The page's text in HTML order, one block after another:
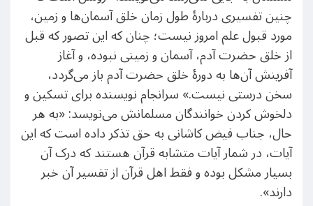
چنین تفسیری دربارۀ طول زمان خلق آسمان‌ها و زمین،
مورد قبول علم امروز نیست؛ چنان که این تصور که قبل
از خلق حضرت آدم، آسمان و زمینی نبوده، و آغاز
آفرینش آن‌ها به دورۀ خلق حضرت آدم باز می‌گردد،
سخن درستی نیست.» سرانجام نویسنده برای تسکین و
دلخوش کردن خوانندگان مسلمانش می‌نویسد: «به هر
حال، جناب فیض کاشانی به حق تذکر داده است که این
آیات، در شمار آیات متشابه قرآن هستند که درک آن
بسیار مشکل بوده و فقط اهل قرآن از تفسیر آن خبر
دارند».